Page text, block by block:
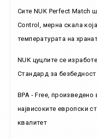
Сите NUK Perfect Match
Control, мерна скала
температурата на
NUK цуцлите се
Стандард за безбедност
BPA - Free, произведено
највисоките европски
квалитет